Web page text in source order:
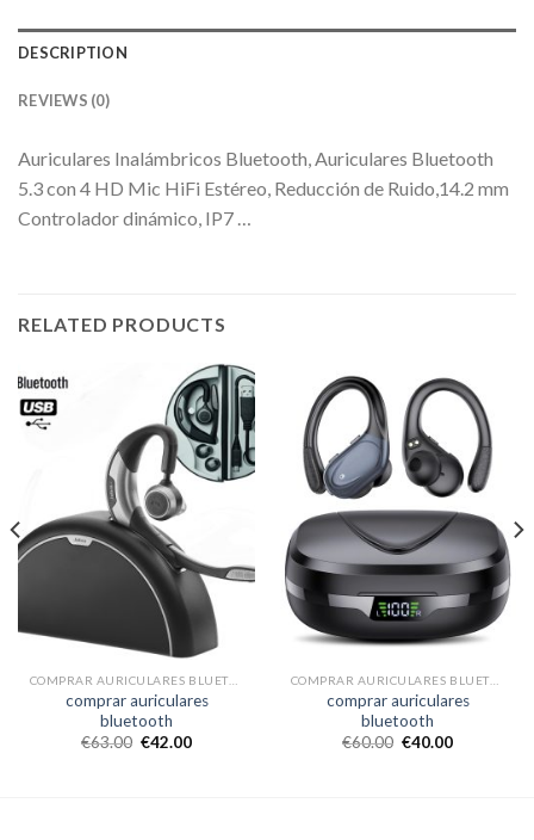
DESCRIPTION
REVIEWS (0)
Auriculares Inalámbricos Bluetooth, Auriculares Bluetooth
5.3 con 4 HD Mic HiFi Estéreo, Reducción de Ruido,14.2 mm
Controlador dinámico, IP7 …
RELATED PRODUCTS
COMPRAR AURICULARES BLUETOOTH
comprar auriculares
bluetooth
€63.00 €42.00
COMPRAR AURICULARES BLUETOOTH
comprar auriculares
bluetooth
€60.00 €40.00